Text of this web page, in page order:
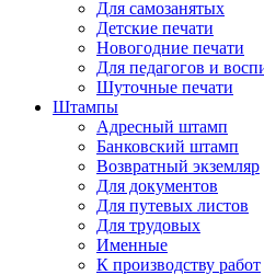
Для самозанятых
Детские печати
Новогодние печати
Для педагогов и
Шуточные печати
Штампы
Адресный штамп
Банковский штамп
Возвратный экземляр
Для документов
Для путевых листов
Для трудовых
Именные
К производству работ